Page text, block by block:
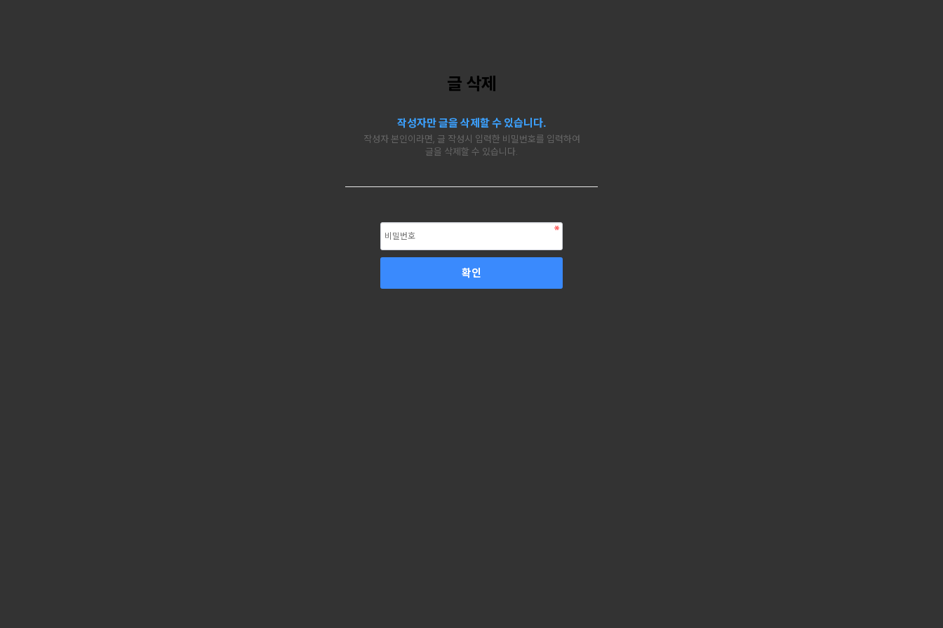
글 삭제
작성자만 글을 삭제할 수 있습니다.
작성자 본인이라면, 글 작성시 입력한 비밀번호를 입력하여
글을 삭제할 수 있습니다.